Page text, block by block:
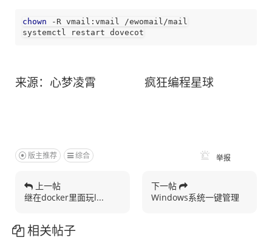
chown -R vmail:vmail /ewomail/mail
systemctl restart dovecot
来源：心梦凌霄 疯狂编程星球
版主推荐 综合 举报
上一帖
继在docker里面玩l...
下一帖
Windows系统一键管理
相关帖子